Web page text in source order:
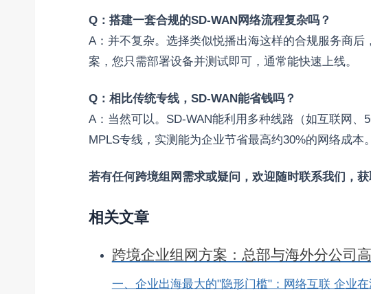
Q：搭建一套合规的SD-WAN网络流程复杂吗？
A：并不复杂。选择类似悦播出海这样的合规服务商
案，您只需部署设备并测试即可，通常能快速上线。
Q：相比传统专线，SD-WAN能省钱吗？
A：当然可以。SD-WAN能利用多种线路（如互联网
MPLS专线，实测能为企业节省最高约30%的网络成本。
若有任何跨境组网需求或疑问，欢迎随时联系我们，获
相关文章
跨境企业组网方案：总部与海外分公司
一、企业出海最大的"隐形门槛"：网络互联 企业